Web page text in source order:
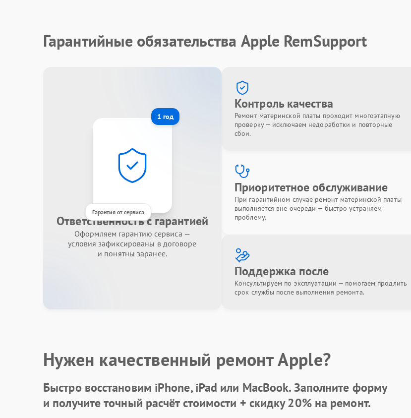
Гарантийные обязательства Apple RemSupport
1 год
Гарантия от сервиса
Ответственность с гарантией
Оформляем гарантию сервиса —
условия зафиксированы в договоре
и понятны заранее.
Контроль качества
Ремонт материнской платы проходит многоэтапную
проверку — исключаем недоработки и повторные
сбои.
Приоритетное обслуживание
При гарантийном случае ремонт материнской платы
выполняется вне очереди — быстро устраняем
проблему.
Поддержка после
Консультируем по эксплуатации — помогаем продлить
срок службы после выполнения ремонта.
Нужен качественный ремонт Apple?
Быстро восстановим iPhone, iPad или MacBook.Заполните форму
и получите точный расчёт стоимости + скидку 20%на ремонт.